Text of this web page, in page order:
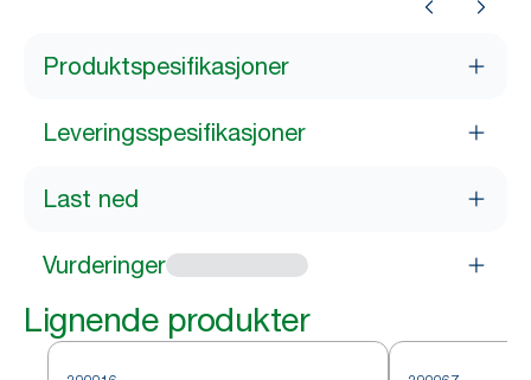
Produktspesifikasjoner
Leveringsspesifikasjoner
Last ned
Vurderinger
Lignende produkter